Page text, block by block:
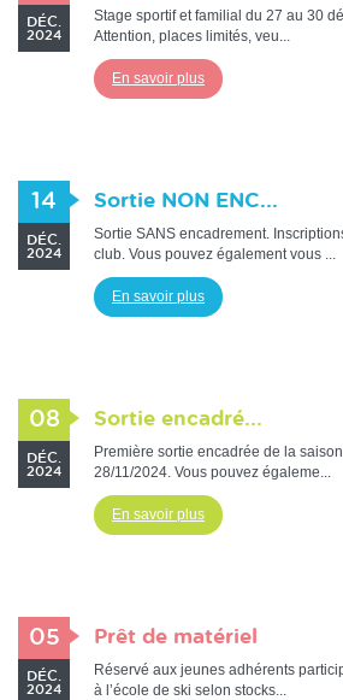
DÉC.
2024
Stage sportif et familial du 27 au 30
Attention, places limités, veu...
En savoir plus
14
DÉC.
2024
Sortie NON ENC...
Sortie SANS encadrement.
club. Vous pouvez également vous ...
En savoir plus
08
DÉC.
2024
Sortie encadré...
Première sortie encadrée de la
28/11/2024. Vous pouvez égaleme...
En savoir plus
05
DÉC.
2024
Prêt de matériel
Réservé aux jeunes adhérents
à l’école de ski selon stocks...